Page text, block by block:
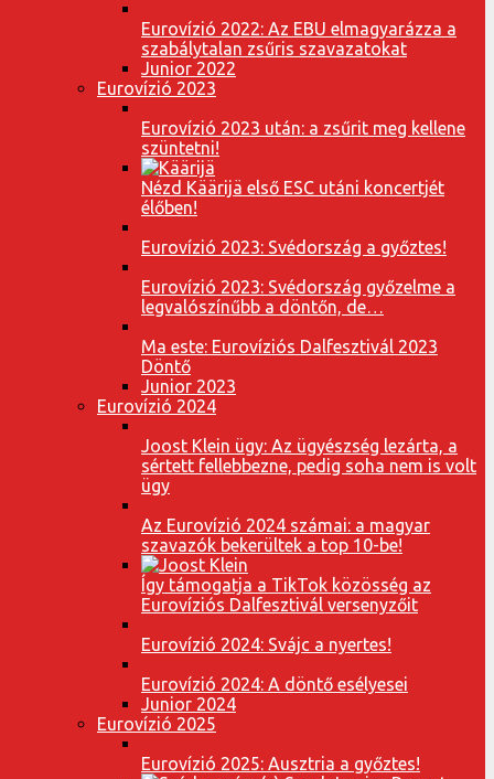
Eurovízió 2022: Az EBU elmagyarázza a
szabálytalan zsűris szavazatokat
Junior 2022
Eurovízió 2023
Eurovízió 2023 után: a zsűrit meg kellene
szüntetni!
Nézd Käärijä első ESC utáni koncertjét
élőben!
Eurovízió 2023: Svédország a győztes!
Eurovízió 2023: Svédország győzelme a
legvalószínűbb a döntőn, de…
Ma este: Eurovíziós Dalfesztivál 2023
Döntő
Junior 2023
Eurovízió 2024
Joost Klein ügy: Az ügyészség lezárta, a
sértett fellebbezne, pedig soha nem is volt
ügy
Az Eurovízió 2024 számai: a magyar
szavazók bekerültek a top 10-be!
Így támogatja a TikTok közösség az
Eurovíziós Dalfesztivál versenyzőit
Eurovízió 2024: Svájc a nyertes!
Eurovízió 2024: A döntő esélyesei
Junior 2024
Eurovízió 2025
Eurovízió 2025: Ausztria a győztes!